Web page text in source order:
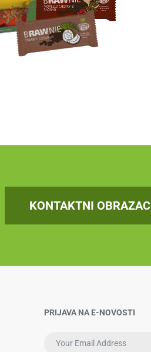
KONTAKTNI OBRAZAC
PRIJAVA NA E-NOVOSTI